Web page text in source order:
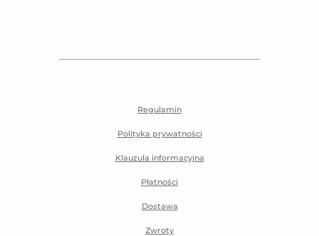
Regulamin
Polityka prywatności
Klauzula informacyjna
Płatności
Dostawa
Zwroty